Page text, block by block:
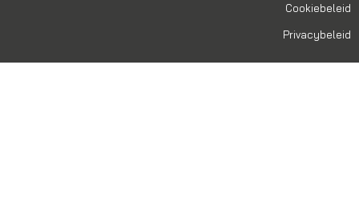
Cookiebeleid
Privacybeleid